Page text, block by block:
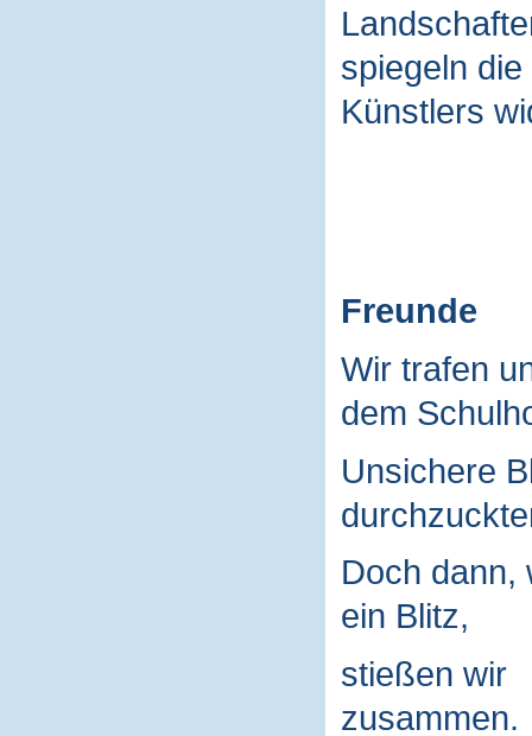
spiegeln
Künstlers
Freunde
Wir trafen
dem
Unsichere
Doch dann,
ein Blitz,
stießen wir
zusammen.